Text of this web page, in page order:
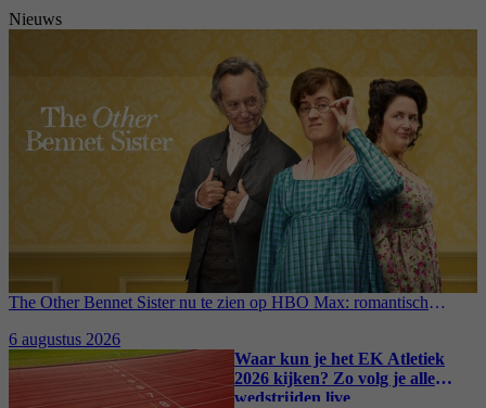
Nieuws
The Other Bennet Sister nu te zien op HBO Max: romantisch
6 augustus 2026
Waar kun je het EK Atletiek
2026 kijken? Zo volg je alle
wedstrijden live